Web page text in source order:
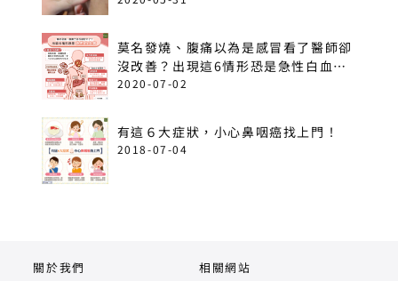
莫名發燒、腹痛以為是感冒看了醫師卻
沒改善？出現這6情形恐是急性白血
病！
2020-07-02
有這６大症狀，小心鼻咽癌找上門！
2018-07-04
關於我們
相關網站